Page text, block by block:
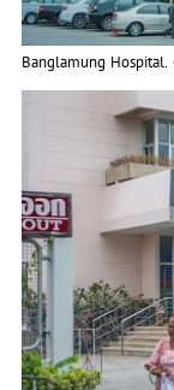
Banglamung Hospital.